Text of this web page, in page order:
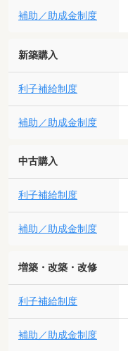
補助／助成金制度
新築購入
利子補給制度
補助／助成金制度
中古購入
利子補給制度
補助／助成金制度
増築・改築・改修
利子補給制度
補助／助成金制度